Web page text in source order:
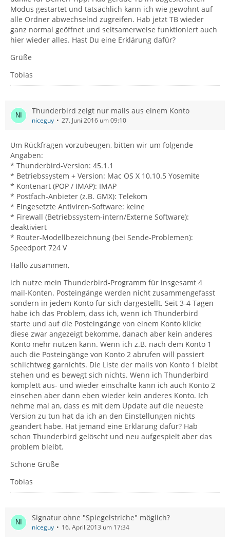
Modus gestartet und tatsächlich kann ich wie gewohnt auf
alle Ordner abwechselnd zugreifen. Hab jetzt TB wieder
ganz normal geöffnet und seltsamerweise funktioniert auch
hier wieder alles. Hast Du eine Erklärung dafür?
Grüße
Tobias
Thunderbird zeigt nur mails aus einem Konto
niceguy 27. Juni 2016 um 09:10
Um Rückfragen vorzubeugen, bitten wir um folgende
Angaben:
* Thunderbird-Version: 45.1.1
* Betriebssystem + Version: Mac OS X 10.10.5 Yosemite
* Kontenart (POP / IMAP): IMAP
* Postfach-Anbieter (z.B. GMX): Telekom
* Eingesetzte Antiviren-Software: keine
* Firewall (Betriebssystem-intern/Externe Software):
deaktiviert
* Router-Modellbezeichnung (bei Sende-Problemen):
Speedport 724 V
Hallo zusammen,
ich nutze mein Thunderbird-Programm für insgesamt 4
mail-Konten. Posteingänge werden nicht zusammengefasst
sondern in jedem Konto für sich dargestellt. Seit 3-4 Tagen
habe ich das Problem, dass ich, wenn ich Thunderbird
starte und auf die Posteingänge von einem Konto klicke
diese zwar angezeigt bekomme, danach aber kein anderes
Konto mehr nutzen kann. Wenn ich z.B. nach dem Konto 1
auch die Posteingänge von Konto 2 abrufen will passiert
schlichtweg garnichts. Die Liste der mails von Konto 1 bleibt
stehen und es bewegt sich nichts. Wenn ich Thunderbird
komplett aus- und wieder einschalte kann ich auch Konto 2
einsehen aber dann eben wieder kein anderes Konto. Ich
nehme mal an, dass es mit dem Update auf die neueste
Version zu tun hat da ich an den Einstellungen nichts
geändert habe. Hat jemand eine Erklärung dafür? Hab
schon Thunderbird gelöscht und neu aufgespielt aber das
problem bleibt.
Schöne Grüße
Tobias
Signatur ohne "Spiegelstriche" möglich?
niceguy 16. April 2013 um 17:34